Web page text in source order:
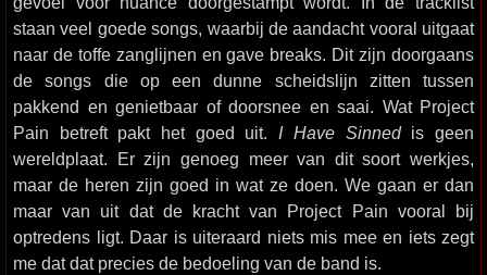
staan veel goede songs, waarbij de aandacht vooral uitgaat
naar de toffe zanglijnen en gave breaks. Dit zijn doorgaans
de songs die op een dunne scheidslijn zitten tussen
pakkend en genietbaar of doorsnee en saai. Wat Project
Pain betreft pakt het goed uit. I Have Sinnedis geen
wereldplaat. Er zijn genoeg meer van dit soort werkjes,
maar de heren zijn goed in wat ze doen. We gaan er dan
maar van uit dat de kracht van Project Pain vooral bij
optredens ligt. Daar is uiteraard niets mis mee en iets zegt
me dat dat precies de bedoeling van de band is.